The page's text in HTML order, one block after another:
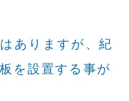
ありますが、紀
を設置する事が